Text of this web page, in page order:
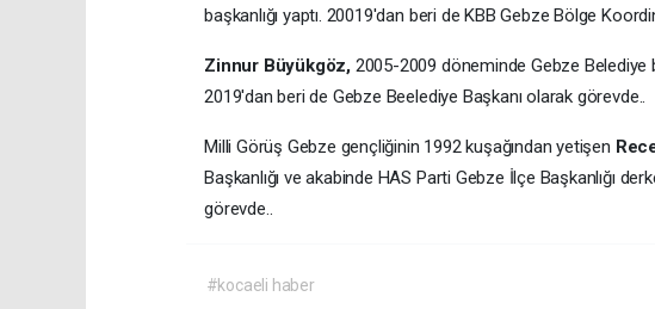
başkanlığı yaptı. 20019'dan beri de KBB Gebze Bölge
Zinnur Büyükgöz, 2005-2009 döneminde Gebze Belediye
2019'dan beri de Gebze Beelediye Başkanı olarak görevde..
Milli Görüş Gebze gençliğinin 1992 kuşağından yetişen
Başkanlığı ve akabinde HAS Parti Gebze İlçe Başkanlığı
görevde..
#kocaeli haber